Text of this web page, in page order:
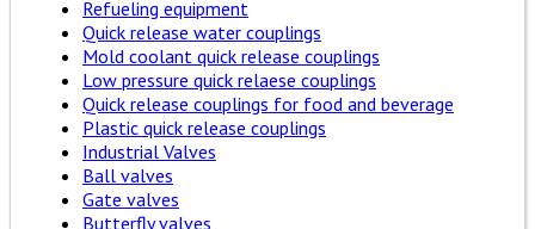
Refueling equipment
Quick release water couplings
Mold coolant quick release couplings
Low pressure quick relaese couplings
Quick release couplings for food and beverage
Plastic quick release couplings
Industrial Valves
Ball valves
Gate valves
Butterfly valves